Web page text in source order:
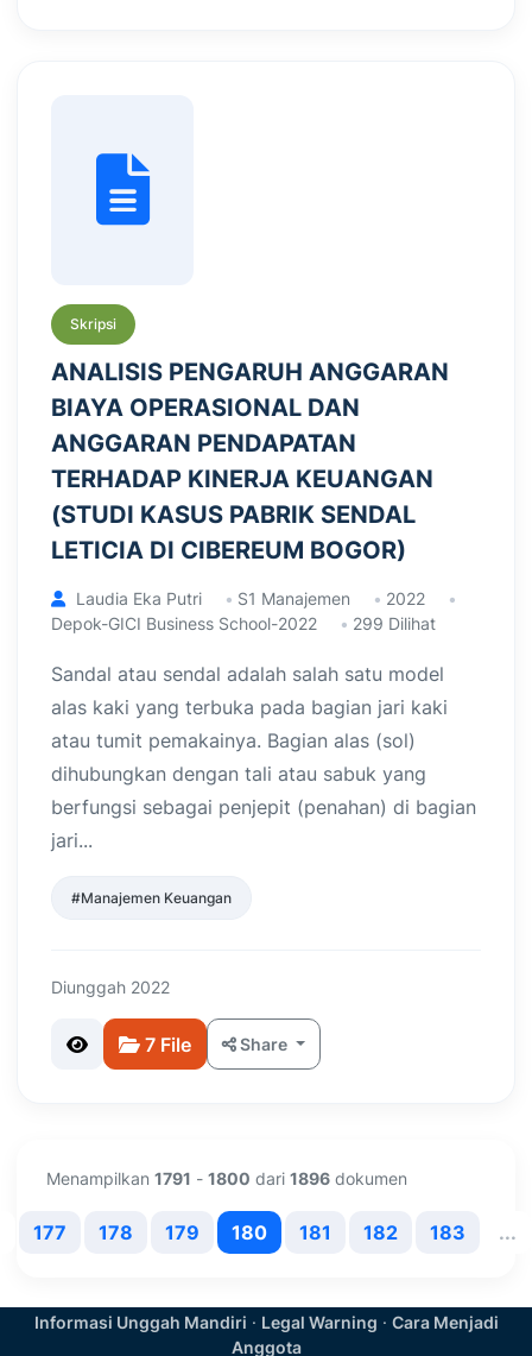
Skripsi
ANALISIS PENGARUH ANGGARAN
BIAYA OPERASIONAL DAN
ANGGARAN PENDAPATAN
TERHADAP KINERJA KEUANGAN
(STUDI KASUS PABRIK SENDAL
LETICIA DI CIBEREUM BOGOR)
Laudia Eka Putri S1 Manajemen
2022
Depok-GICI Business School-2022
299 Dilihat
Sandal atau sendal adalah salah satu model
alas kaki yang terbuka pada bagian jari kaki
atau tumit pemakainya. Bagian alas (sol)
dihubungkan dengan tali atau sabuk yang
berfungsi sebagai penjepit (penahan) di bagian
jari...
#Manajemen Keuangan
Diunggah 2022
7 File Share
Menampilkan 1791 - 1800 dari 1896 dokumen
177 178 179 180 181 182 183 ...
Informasi Unggah Mandiri · Legal Warning · Cara Menjadi
Anggota